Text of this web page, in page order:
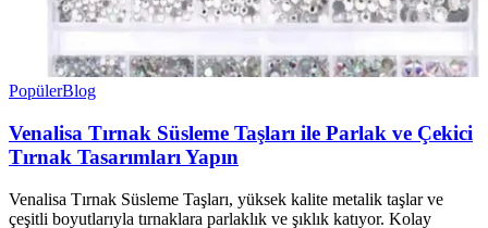
PopülerBlog
Venalisa Tırnak Süsleme Taşları ile Parlak ve Çekici
Tırnak Tasarımları Yapın
Venalisa Tırnak Süsleme Taşları, yüksek kalite metalik taşlar ve
çeşitli boyutlarıyla tırnaklara parlaklık ve şıklık katıyor. Kolay